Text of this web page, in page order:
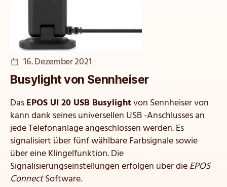
Veröffentlichungsdatum
16. Dezember 2021
Busylight von Sennheiser
DasEPOS UI 20 USB Busylightvon Sennheiser von
kann dank seines universellen USB -Anschlusses an
jede Telefonanlage angeschlossen werden. Es
signalisiert über fünf wählbare Farbsignale sowie
über eine Klingelfunktion. Die
Signalisierungseinstellungen erfolgen über dieEPOS
ConnectSoftware.